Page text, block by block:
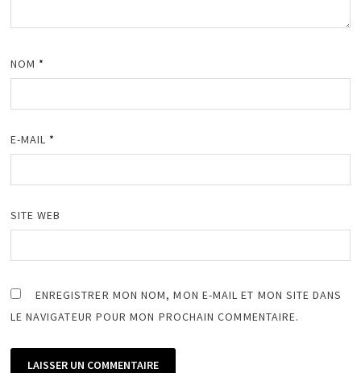
NOM *
E-MAIL *
SITE WEB
ENREGISTRER MON NOM, MON E-MAIL ET MON SITE DANS
LE NAVIGATEUR POUR MON PROCHAIN COMMENTAIRE.